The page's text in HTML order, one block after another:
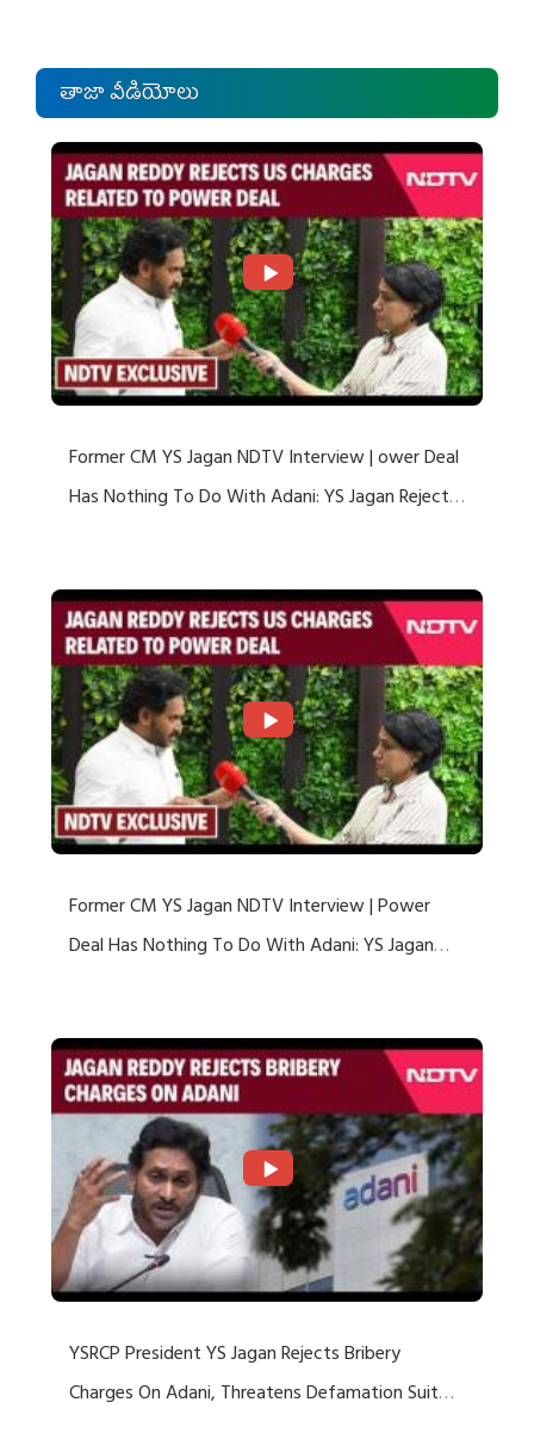
తాజా వీడియోలు
Former CM YS Jagan NDTV Interview | ower Deal
Has Nothing To Do With Adani: YS Jagan Rejects
Former CM YS Jagan NDTV Interview | Power
Deal Has Nothing To Do With Adani: YS Jagan
YSRCP President YS Jagan Rejects Bribery
Charges On Adani, Threatens Defamation Suit